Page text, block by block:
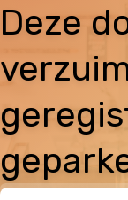
Deze